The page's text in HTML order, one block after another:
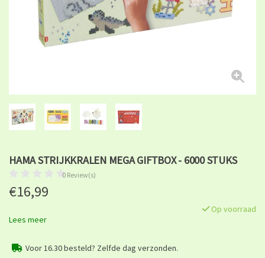
HAMA STRIJKKRALEN MEGA GIFTBOX - 6000 STUKS
0 Review(s)
€16,99
Op voorraad
Lees meer
Voor 16.30 besteld? Zelfde dag verzonden.